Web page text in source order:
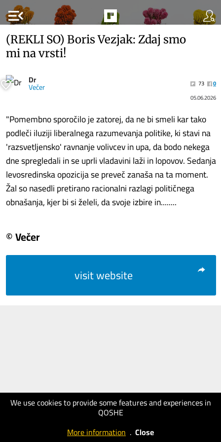
menu_open
We use cookies to provide some features and experiences in
QOSHE
More information . Close
(REKLI SO) Boris Vezjak: Zdaj smo
mi na vrsti!
Dr
Večer 73
0
05.06.2026
"Pomembno sporočilo je zatorej, da ne bi smeli kar tako
podleči iluziji liberalnega razumevanja politike, ki stavi na
'razsvetljensko' ravnanje volivcev in upa, da bodo nekega
dne spregledali in se uprli vladavini laži in lopovov. Sedanja
levosredinska opozicija se preveč zanaša na ta moment.
Žal so nasedli pretirano racionalni razlagi političnega
obnašanja, kjer bi si želeli, da svoje izbire in........
© Večer
visit website